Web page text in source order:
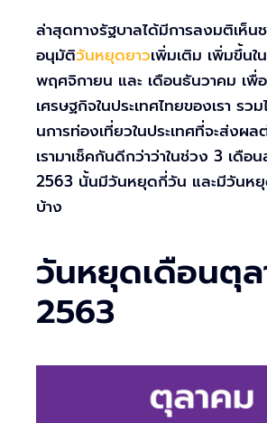
ล่าสุดทางรัฐบาลได้มีการลงมติเห็น
อนุมัติวันหยุดยาวเพิ่มเติม เพิ่มขึ้นใ
พฤศจิกายน และ เดือนธันวาคม เพื่
เศรษฐกิจในประเทศไทยของเรา รว
นการท่องเที่ยวในประเทศที่จะส่งผ
เรามาเช็คกันดีกว่าว่าในช่วง 3 เดือ
2563 นั้นมีวันหยุดกี่วัน และมีวันหยุ
บ้าง
วันหยุดเดือนตุ
2563